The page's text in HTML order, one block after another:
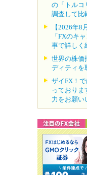
の「トルコ
調査して比
【2026年
「FXのキ
事で詳しく
世界の株価
ディティを
ザイFX！
っており
力をお願い